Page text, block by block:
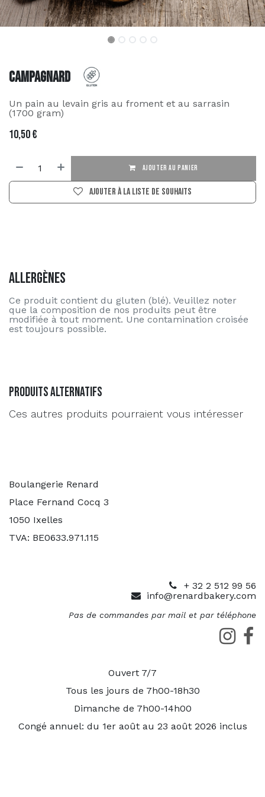
Campagnard
Un pain au levain gris au froment et au sarrasin
(1700 gram)
10,50€
AJOUTER AU PANIER
Ajouter à la liste de souhaits
Allergènes
Ce produit contient du gluten (blé). Veuillez noter
que la composition de nos produits peut être
modifiée à tout moment. Une contamination croisée
est toujours possible.
Produits alternatifs
Ces autres produits pourraient vous intéresser
Boulangerie Renard
Place Fernand Cocq 3
1050 Ixelles
TVA: BE0633.971.115
+ 32 2 512 99 56
info@renardbakery.com
Pas de commandes par mail et par téléphone
Ouvert 7/7
Tous les jours de 7h00-18h30
Dimanche de 7h00-14h00
Congé annuel: du 1er août au 23 août 2026 inclus